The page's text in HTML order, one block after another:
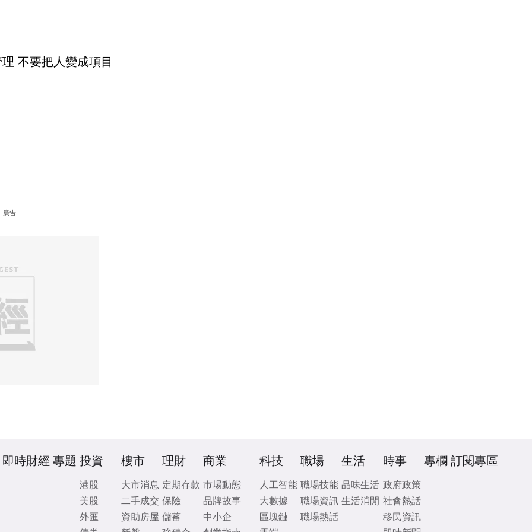
不要把人變成項目
廣告
即時財經 專題 投資
港股
美股
外匯
樓市
大市消息
二手成交
資助房屋
理財
定期存款
保險
儲蓄
商業
市場動態
品牌故事
中小企
科技
人工智能
大數據
區塊鏈
職場
職場技能
職場資訊
職場熱話
生活
品味生活
生活消閒
時事
政府政策
社會熱話
移民資訊
專欄 訂閱專區